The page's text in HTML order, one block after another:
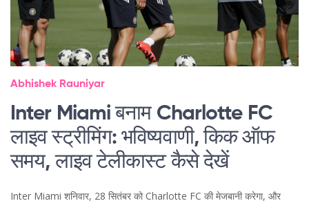
Abhishek Rauniyar
Inter Miami बनाम Charlotte FC
लाइव स्ट्रीमिंग: भविष्यवाणी, किक ऑफ
समय, लाइव टेलीकास्ट कैसे देखें
Inter Miami शनिवार, 28 सितंबर को Charlotte FC की मेजबानी करेगा, और